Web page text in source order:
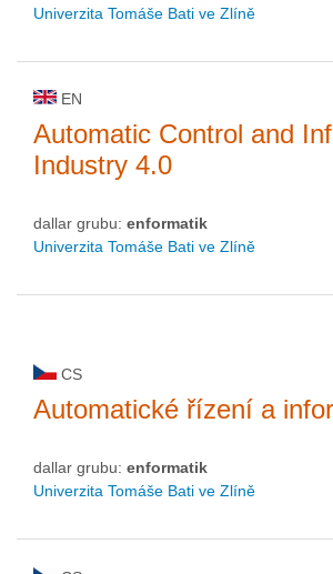
Univerzita Tomáše Bati ve Zlíně
EN
Automatic Control and
Industry 4.0
dallar grubu: enformatik
Univerzita Tomáše Bati ve Zlíně
CS
Automatické řízení a
dallar grubu: enformatik
Univerzita Tomáše Bati ve Zlíně